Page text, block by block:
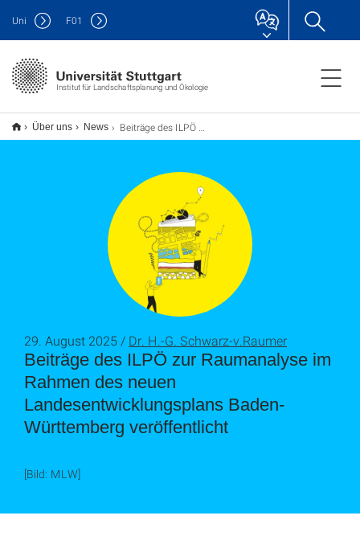
Institut für Landschaftsplanung und Ökologie
Uni F01
Über uns News Beiträge des ILPÖ zur Raumanalyse im Rahmen des neuen Landesentwicklungsplans Baden-Württemberg veröffentlicht
Beiträge des ILPÖ zur Raumanalyse im
Rahmen des neuen
Landesentwicklungsplans Baden-
Württemberg veröffentlicht
29. August 2025 / Dr. H.-G. Schwarz-v.Raumer
[Bild: MLW]